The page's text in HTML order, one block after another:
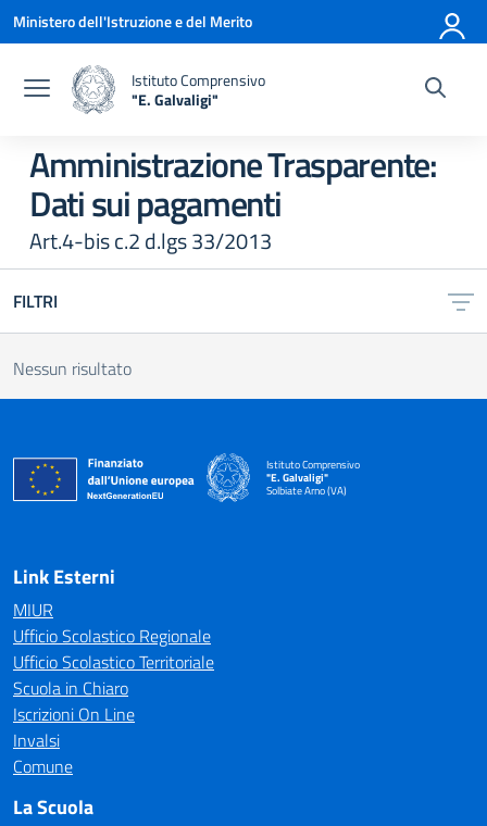
Vai ai contenuti
Vai al menu di navigazione
Vai al footer
Ministero dell'Istruzione e del Merito
Istituto Comprensivo
"E. Galvaligi"
— Visita la pagina iniziale della scuola
Amministrazione Trasparente:
Dati sui pagamenti
Art.4-bis c.2 d.lgs 33/2013
FILTRI
Nessun risultato
Istituto Comprensivo
"E. Galvaligi"
Solbiate Arno (VA)
— Visita la pagina iniziale della scuola
Link Esterni
MIUR
Ufficio Scolastico Regionale
Ufficio Scolastico Territoriale
Scuola in Chiaro
Iscrizioni On Line
Invalsi
Comune
La Scuola